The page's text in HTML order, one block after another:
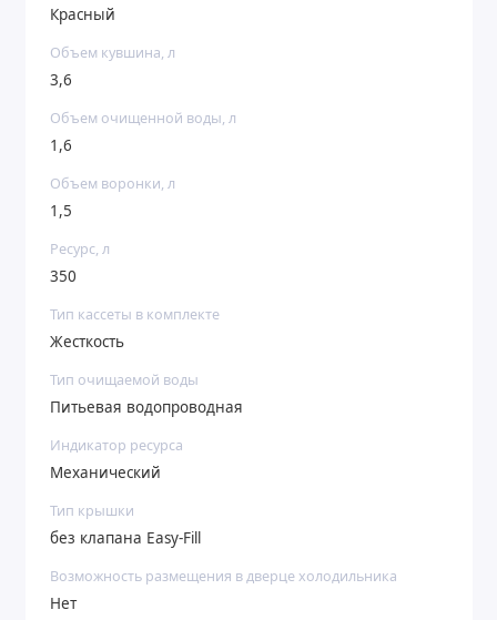
Красный
Объем кувшина, л
3,6
Объем очищенной воды, л
1,6
Объем воронки, л
1,5
Ресурс, л
350
Тип кассеты в комплекте
Жесткость
Тип очищаемой воды
Питьевая водопроводная
Индикатор ресурса
Механический
Тип крышки
без клапана Easy-Fill
Возможность размещения в дверце холодильника
Нет